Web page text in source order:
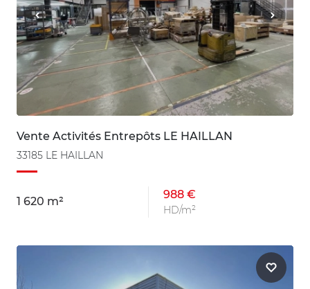
Vente Activités Entrepôts LE HAILLAN
33185 LE HAILLAN
1 620 m²
988 €
HD/m²